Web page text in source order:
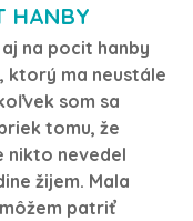
HANBY
na pocit hanby
ktorý ma neustále
som sa
tomu, že
nikto nevedel
žijem. Mala
patriť